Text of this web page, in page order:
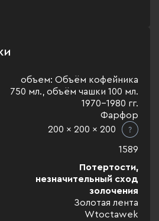
объем: Объём кофейника
750 мл., объём чашки 100 мл.
1970-1980 гг.
Фарфор
200 x 200 x 200
1589
Потертости,
незначительный сход
золочения
Золотая лента
Wtoctawek